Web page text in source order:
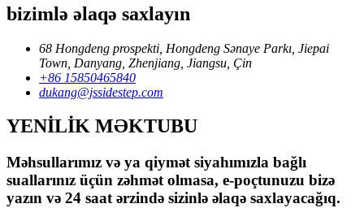
bizimlə əlaqə saxlayın
68 Hongdeng prospekti, Hongdeng Sənaye Parkı, Jiepai
Town, Danyang, Zhenjiang, Jiangsu, Çin
+86 15850465840
dukang@jssidestep.com
YENİLİK MƏKTUBU
Məhsullarımız və ya qiymət siyahımızla bağlı
suallarınız üçün zəhmət olmasa, e-poçtunuzu bizə
yazın və 24 saat ərzində sizinlə əlaqə saxlayacağıq.